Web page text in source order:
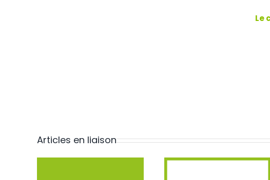
Le
Articles en liaison